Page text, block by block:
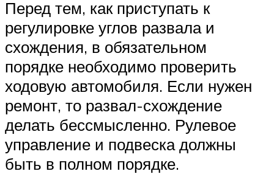
Меню
Перед тем, как приступать к
регулировке углов развала и
схождения, в обязательном
порядке необходимо проверить
ходовую автомобиля. Если нужен
ремонт, то развал-схождение
делать бессмысленно. Рулевое
управление и подвеска должны
быть в полном порядке.